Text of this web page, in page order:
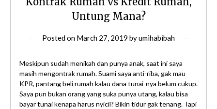
Untung Mana?
Posted on March 27, 2019 byumihabibah
Meskipun sudah menikah dan punya anak, saat ini saya
masih mengontrak rumah. Suami saya anti-riba, gak mau
KPR, pantang beli rumah kalau dana tunai-nya belum cukup.
Saya pun bukan orang yang suka punya utang, kalau bisa
bayar tunai kenapa harus nyicil? Bikin tidur gak tenang. Tapi